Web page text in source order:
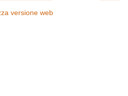
versione web